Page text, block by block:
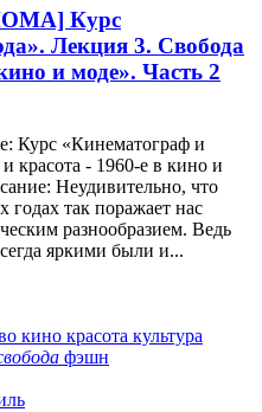
Курс
Лекция 3. Свобода
и моде». Часть 2
«Кинематограф и
красота - 1960-е в кино и
Неудивительно, что
годах так поражает нас
разнообразием. Ведь
яркими были и...
кино красота культура
фэшн